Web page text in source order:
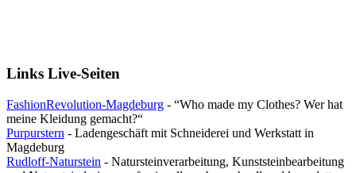
Links Live-Seiten
FashionRevolution-Magdeburg - “Who made my Clothes? Wer hat
meine Kleidung gemacht?“
Purpurstern - Ladengeschäft mit Schneiderei und Werkstatt in
Magdeburg
Rudloff-Naturstein - Natursteinverarbeitung, Kunststeinbearbeitung